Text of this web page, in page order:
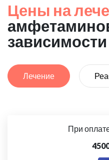
Цены на
Лечение
При